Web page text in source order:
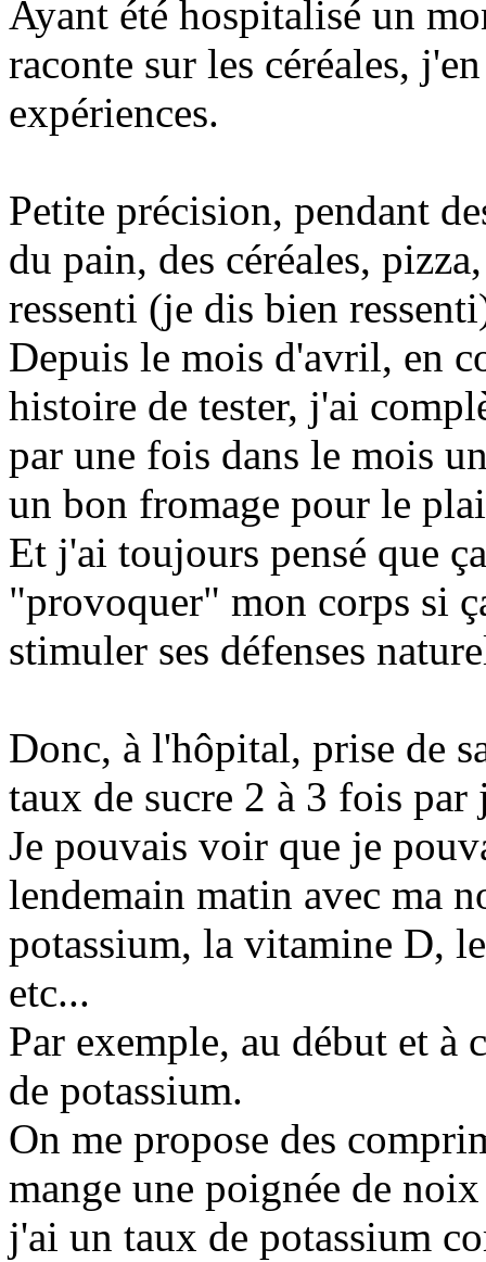
Ayant été hospitalisé un
raconte sur les céréales,
expériences.
Petite précision, pendant
du pain, des céréales,
ressenti (je dis bien
Depuis le mois d'avril, en
histoire de tester, j'ai
par une fois dans le mois
un bon fromage pour le
Et j'ai toujours pensé que
"provoquer" mon corps si
stimuler ses défenses
Donc, à l'hôpital, prise de
taux de sucre 2 à 3 fois
Je pouvais voir que je
lendemain matin avec ma
potassium, la vitamine D,
etc...
Par exemple, au début et à
de potassium.
On me propose des
mange une poignée de
j'ai un taux de potassium